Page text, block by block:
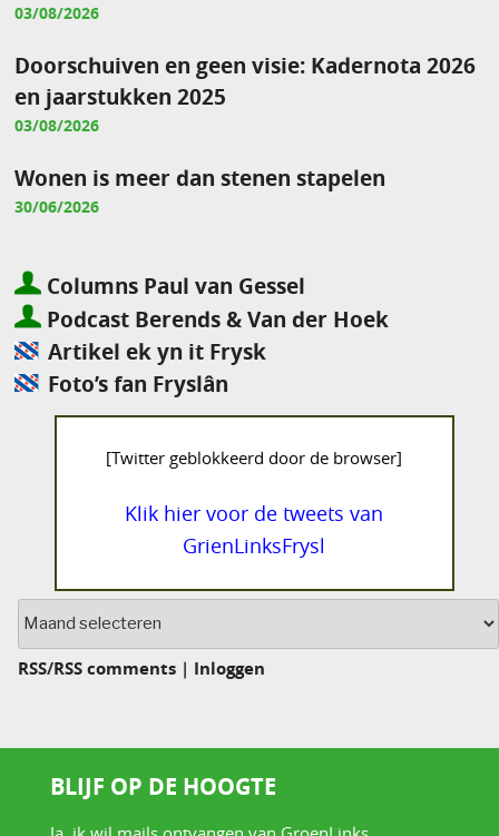
03/08/2026
Doorschuiven en geen visie: Kadernota 2026
en jaarstukken 2025
03/08/2026
Wonen is meer dan stenen stapelen
30/06/2026
Columns Paul van Gessel
Podcast Berends & Van der Hoek
Artikel ek yn it Frysk
Foto’s fan Fryslân
[Twitter geblokkeerd door de browser]
Klik hier voor de tweets van
GrienLinksFrysl
RSS/RSS comments | Inloggen
BLIJF OP DE HOOGTE